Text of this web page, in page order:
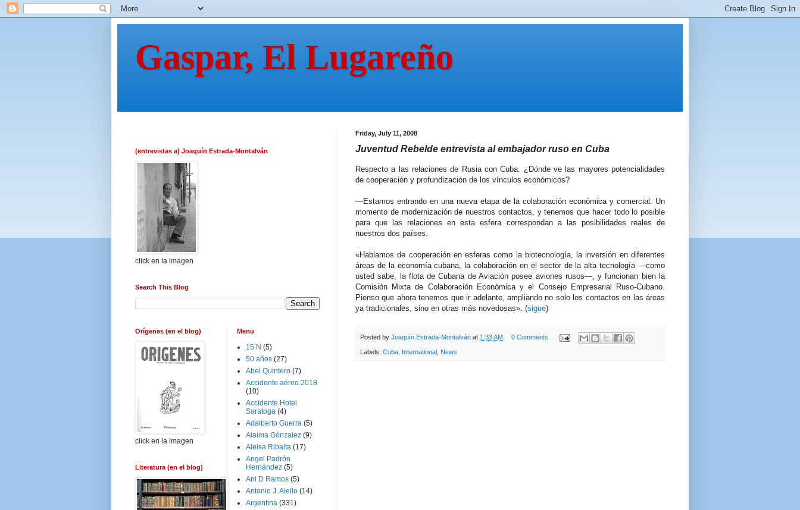
Gaspar, El Lugareño
Friday, July 11, 2008
Juventud Rebelde entrevista al embajador ruso en Cuba
Respecto a las relaciones de Rusia con Cuba. ¿Dónde ve las mayores potencialidades
de cooperación y profundización de los vínculos económicos?
—Estamos entrando en una nueva etapa de la colaboración económica y comercial. Un
momento de modernización de nuestros contactos, y tenemos que hacer todo lo posible
para que las relaciones en esta esfera correspondan a las posibilidades reales de
nuestros dos países.
«Hablamos de cooperación en esferas como la biotecnología, la inversión en diferentes
áreas de la economía cubana, la colaboración en el sector de la alta tecnología —como
usted sabe, la flota de Cubana de Aviación posee aviones rusos—, y funcionan bien la
Comisión Mixta de Colaboración Económica y el Consejo Empresarial Ruso-Cubano.
Pienso que ahora tenemos que ir adelante, ampliando no solo los contactos en las áreas
ya tradicionales, sino en otras más novedosas». (sigue)
Posted by Joaquín Estrada-Montalván at 1:33 AM 0 Comments
Labels: Cuba International News
(entrevistas a) Joaquín Estrada-Montalván
click en la imagen
Search This Blog
Orígenes (en el blog)
click en la imagen
Literatura (en el blog)
Menu
15 N (5)
50 años (27)
Abel Quintero (7)
Accidente aéreo 2018
(10)
Accidente Hotel
Saratoga (4)
Adalberto Guerra (5)
Alaima Gónzalez (9)
Aleisa Ribalta (17)
Angel Padrón
Hernández (5)
Ani D Ramos (5)
Antonio J. Aiello (14)
Argentina (331)